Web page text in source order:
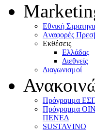
Eθνική
Aναφορές
Eκθέσεις
Eλλάδας
Διεθνείς
Διαγωνισμοί
Πρόγραμμα
Πρόγραμμα
ΠΕΝΕΔ
SUSTAVINO